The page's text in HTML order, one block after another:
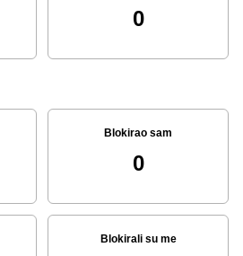
0
Blokirao sam
0
Blokirali su me